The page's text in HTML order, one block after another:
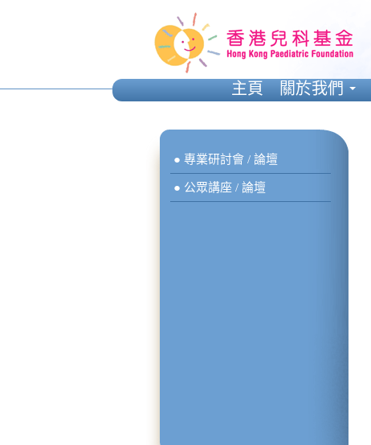
● 專業研討會 / 論壇
● 公眾講座 / 論壇
主頁 關於我們